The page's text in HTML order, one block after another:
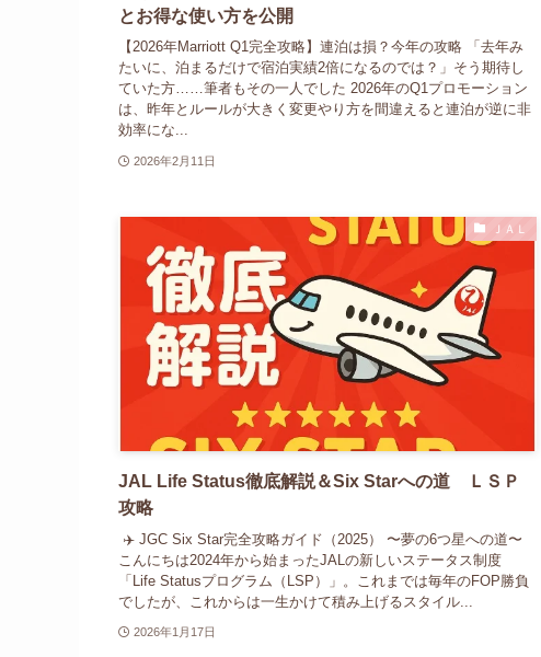
とお得な使い方を公開
【2026年Marriott Q1完全攻略】連泊は損？今年の攻略 「去年み
たいに、泊まるだけで宿泊実績2倍になるのでは？」そう期待し
ていた方……筆者もその一人でした 2026年のQ1プロモーション
は、昨年とルールが大きく変更やり方を間違えると連泊が逆に非
効率にな...
2026年2月11日
ＪＡＬ
JAL Life Status徹底解説＆Six Starへの道 ＬＳＰ
攻略
✈️ JGC Six Star完全攻略ガイド（2025） 〜夢の6つ星への道〜
こんにちは2024年から始まったJALの新しいステータス制度
「Life Statusプログラム（LSP）」。これまでは毎年のFOP勝負
でしたが、これからは一生かけて積み上げるスタイル...
2026年1月17日